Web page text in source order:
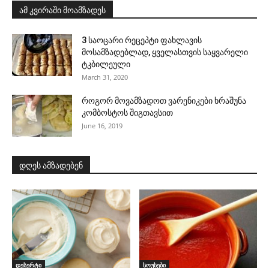
ამ კვირაში მოამზადეს
3 საოცარი რეცეპტი ფახლავის
მოსამზადებლად, ყველასთვის საყვარელი
ტკბილეული
March 31, 2020
როგორ მოვამზადოთ ვარენიკები ხრაშუნა
კომბოსტოს შიგთავსით
June 16, 2019
დღეს ამზადებენ
დესერტი სოუსები